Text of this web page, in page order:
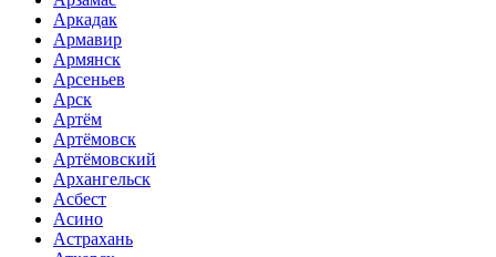
Аркадак
Армавир
Армянск
Арсеньев
Арск
Артём
Артёмовск
Артёмовский
Архангельск
Асбест
Асино
Астрахань